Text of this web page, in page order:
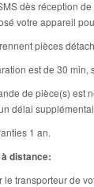
dès réception
votre appareil
pièces
est de 30 min,
de pièce(s) est
délai
1 an.
distance:
transporteur de